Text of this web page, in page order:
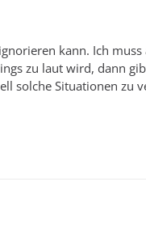
kann. Ich
zu laut wird, dann
solche Situationen zu